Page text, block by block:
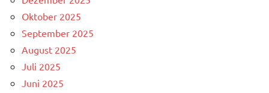
Oktober 2025
September 2025
August 2025
Juli 2025
Juni 2025